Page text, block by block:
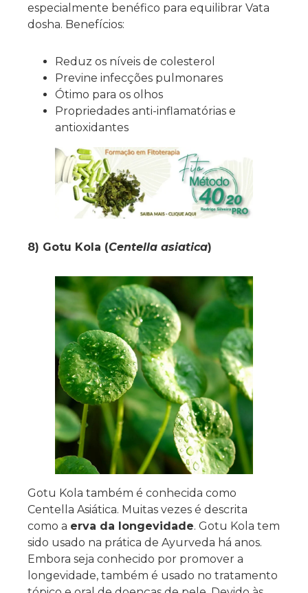
especialmente benéfico para equilibrar Vata
dosha. Benefícios:
Reduz os níveis de colesterol
Previne infecções pulmonares
Ótimo para os olhos
Propriedades anti-inflamatórias e
antioxidantes
8) Gotu Kola (Centella asiatica)
Gotu Kola também é conhecida como
Centella Asiática. Muitas vezes é descrita
como a erva da longevidade. Gotu Kola tem
sido usado na prática de Ayurveda há anos.
Embora seja conhecido por promover a
longevidade, também é usado no tratamento